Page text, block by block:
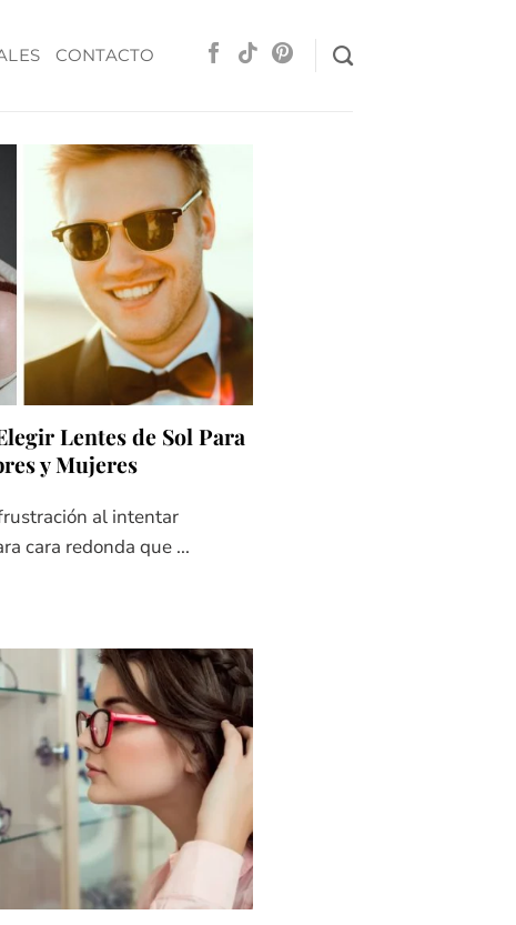
CONTACTO
Lentes de Sol Para
y Mujeres
al intentar
cara redonda que ...